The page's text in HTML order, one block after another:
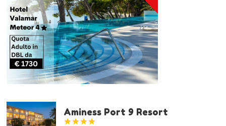
Aminess Port 9 Resort



